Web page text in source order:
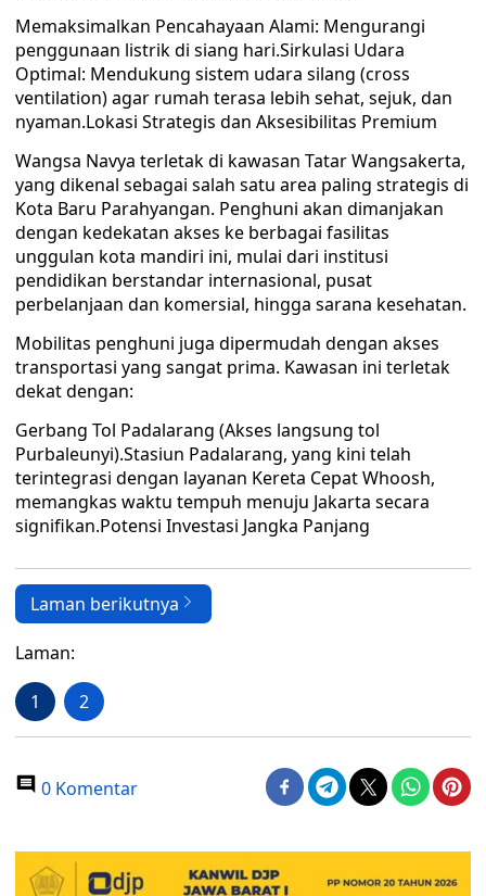
Memaksimalkan Pencahayaan Alami: Mengurangi
penggunaan listrik di siang hari.Sirkulasi Udara
Optimal: Mendukung sistem udara silang (cross
ventilation) agar rumah terasa lebih sehat, sejuk, dan
nyaman.Lokasi Strategis dan Aksesibilitas Premium
Wangsa Navya terletak di kawasan Tatar Wangsakerta,
yang dikenal sebagai salah satu area paling strategis di
Kota Baru Parahyangan. Penghuni akan dimanjakan
dengan kedekatan akses ke berbagai fasilitas
unggulan kota mandiri ini, mulai dari institusi
pendidikan berstandar internasional, pusat
perbelanjaan dan komersial, hingga sarana kesehatan.
Mobilitas penghuni juga dipermudah dengan akses
transportasi yang sangat prima. Kawasan ini terletak
dekat dengan:
Gerbang Tol Padalarang (Akses langsung tol
Purbaleunyi).Stasiun Padalarang, yang kini telah
terintegrasi dengan layanan Kereta Cepat Whoosh,
memangkas waktu tempuh menuju Jakarta secara
signifikan.Potensi Investasi Jangka Panjang
Laman berikutnya
Laman:
1 2
0 Komentar